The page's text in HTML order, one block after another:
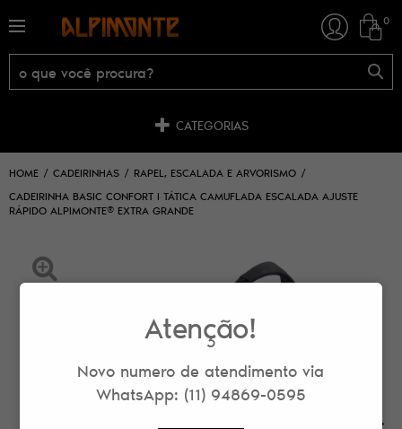
0
CATEGORIAS
HOME CADEIRINHAS
RAPEL, ESCALADA E ARVORISMO
CADEIRINHA BASIC CONFORT I TÁTICA CAMUFLADA ESCALADA AJUSTE
RÁPIDO ALPIMONTE® EXTRA GRANDE
Atenção!
Novo numero de atendimento via
WhatsApp: (11) 94869-0595